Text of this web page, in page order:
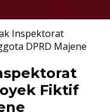
Inspektorat
DPRD Majene
Fiktif